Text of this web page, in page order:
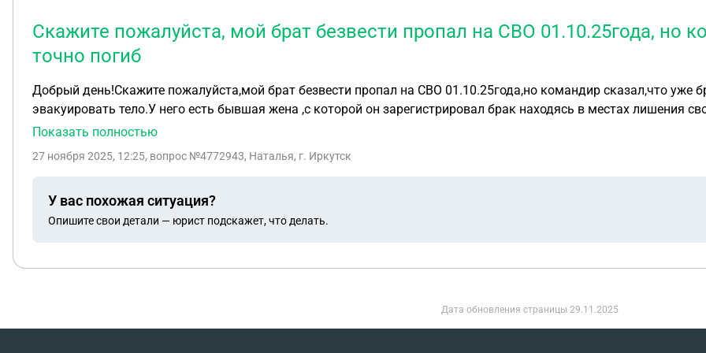
Скажите пожалуйста, мой брат безвести пропал на СВО 01.10.25года, но
точно погиб
Добрый день!Скажите пожалуйста,мой брат безвести пропал на СВО 01.10.25года,но командир сказал,что уже
эвакуировать тело.У него есть бывшая жена ,с которой он зарегистрировал брак находясь в местах лишения свободы в 2017 году,а 2023 развелись.Когда у
брата стал статус Бп,она узнала от командира ,то окажется у неё в браке был рождён ребёнок ,ребёнку сейчас
куда мне можно обратиться за помощью.Спасибо больше за ранее
Показать полностью
27 ноября 2025, 12:25, вопрос №4772943, Наталья, г. Иркутск
У вас похожая ситуация?
Опишите свои детали — юрист подскажет, что делать.
Дата обновления страницы 29.11.2025